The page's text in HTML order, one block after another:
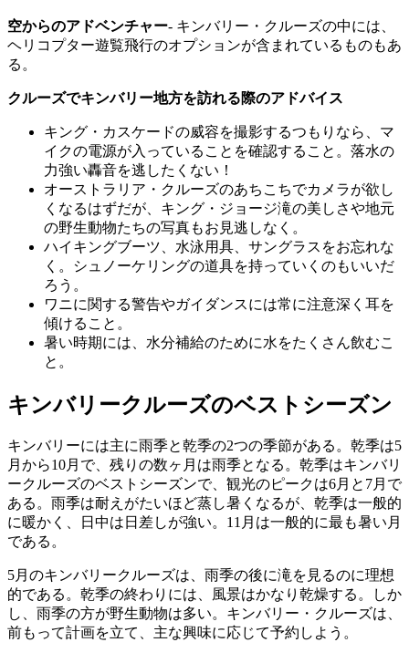
空からのアドベンチャー- キンバリー・クルーズの中には、
ヘリコプター遊覧飛行のオプションが含まれているものもあ
る。
クルーズでキンバリー地方を訪れる際のアドバイス
キング・カスケードの威容を撮影するつもりなら、マ
イクの電源が入っていることを確認すること。落水の
力強い轟音を逃したくない！
オーストラリア・クルーズのあちこちでカメラが欲し
くなるはずだが、キング・ジョージ滝の美しさや地元
の野生動物たちの写真もお見逃しなく。
ハイキングブーツ、水泳用具、サングラスをお忘れな
く。シュノーケリングの道具を持っていくのもいいだ
ろう。
ワニに関する警告やガイダンスには常に注意深く耳を
傾けること。
暑い時期には、水分補給のために水をたくさん飲むこ
と。
キンバリークルーズのベストシーズン
キンバリーには主に雨季と乾季の2つの季節がある。乾季は5
月から10月で、残りの数ヶ月は雨季となる。乾季はキンバリ
ークルーズのベストシーズンで、観光のピークは6月と7月で
ある。雨季は耐えがたいほど蒸し暑くなるが、乾季は一般的
に暖かく、日中は日差しが強い。11月は一般的に最も暑い月
である。
5月のキンバリークルーズは、雨季の後に滝を見るのに理想
的である。乾季の終わりには、風景はかなり乾燥する。しか
し、雨季の方が野生動物は多い。キンバリー・クルーズは、
前もって計画を立て、主な興味に応じて予約しよう。